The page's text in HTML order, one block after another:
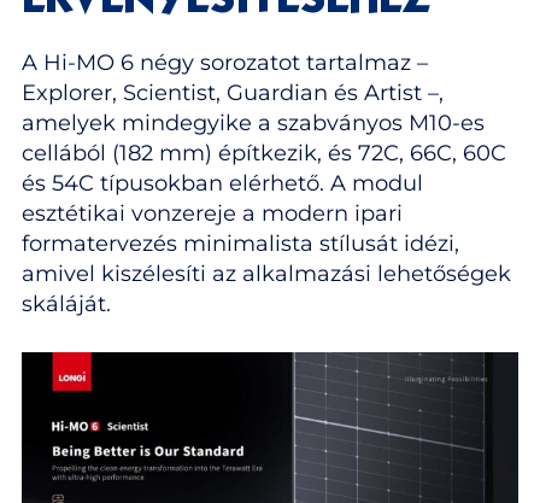
A Hi-MO 6 négy sorozatot tartalmaz –
Explorer, Scientist, Guardian és Artist –,
amelyek mindegyike a szabványos M10-es
cellából (182 mm) építkezik, és 72C, 66C, 60C
és 54C típusokban elérhető. A modul
esztétikai vonzereje a modern ipari
formatervezés minimalista stílusát idézi,
amivel kiszélesíti az alkalmazási lehetőségek
skáláját.